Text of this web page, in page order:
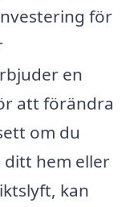
för
en
att förändra
om du
hem eller
kan